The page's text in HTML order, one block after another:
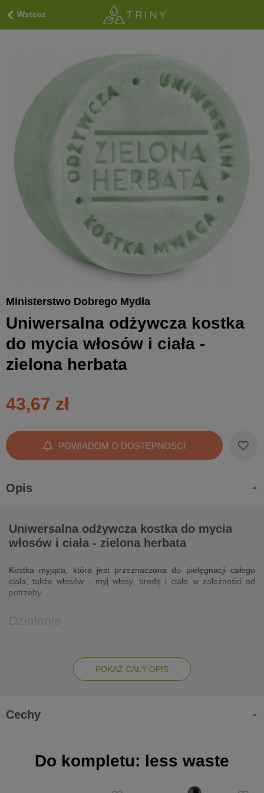
Wstecz
Ministerstwo Dobrego Mydła
Uniwersalna odżywcza kostka
do mycia włosów i ciała -
zielona herbata
43,67 zł
POWIADOM O DOSTĘPNOŚCI
Opis
Uniwersalna odżywcza kostka do mycia
włosów i ciała - zielona herbata
Kostka myjąca, która jest przeznaczona do pielęgnacji całego
ciała, także włosów - myj włosy, brodę i ciało w zależności od
potrzeby.
Działanie
nie obciąża włosów
nie powoduje przetłuszczania włosów, poprawia ich ogólny
odświeżenia
sprawia, że włosy są bardziej błyszczące, lepiej się układają i
POKAŻ CAŁY OPIS
Cechy
Do kompletu: less waste